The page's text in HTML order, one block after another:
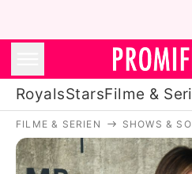
RoyalsStarsFilme &
FILME & SERIEN SHOWS &